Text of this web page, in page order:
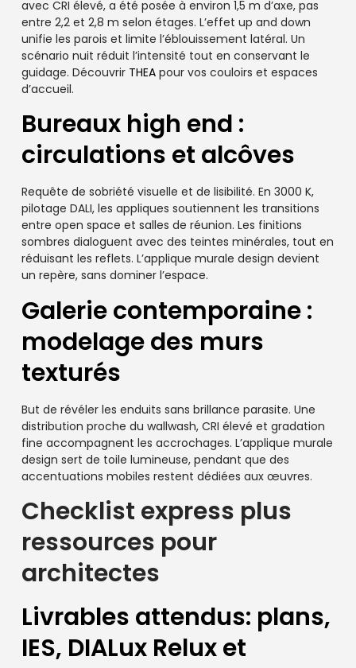
avec CRI élevé, a été posée à environ 1,5 m d’axe, pas
entre 2,2 et 2,8 m selon étages. L’effet up and down
unifie les parois et limite l’éblouissement latéral. Un
scénario nuit réduit l’intensité tout en conservant le
guidage. Découvrir THEApour vos couloirs et espaces
d’accueil.
Bureaux high end :
circulations et alcôves
Requête de sobriété visuelle et de lisibilité. En 3000 K,
pilotage DALI, les appliques soutiennent les transitions
entre open space et salles de réunion. Les finitions
sombres dialoguent avec des teintes minérales, tout en
réduisant les reflets. L’applique murale design devient
un repère, sans dominer l’espace.
Galerie contemporaine :
modelage des murs
texturés
But de révéler les enduits sans brillance parasite. Une
distribution proche du wallwash, CRI élevé et gradation
fine accompagnent les accrochages. L’applique murale
design sert de toile lumineuse, pendant que des
accentuations mobiles restent dédiées aux œuvres.
Checklist express plus
ressources pour
architectes
Livrables attendus: plans,
IES, DIALux Relux et